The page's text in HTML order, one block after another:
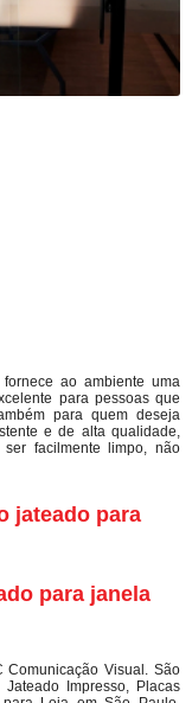
ao ambiente uma
para pessoas que
para quem deseja
e de alta qualidade,
facilmente limpo, não
jateado para
para janela
Comunicação Visual. São
Impresso, Placas